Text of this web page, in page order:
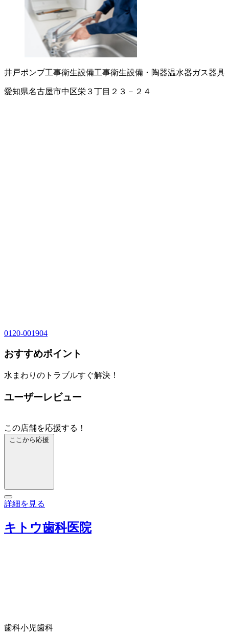
井戸ポンプ工事衛生設備工事衛生設備・陶器温水器ガス器具
愛知県名古屋市中区栄３丁目２３－２４
0120-001904
おすすめポイント
水まわりのトラブルすぐ解決！
ユーザーレビュー
この店舗を応援する！
ここから応援
詳細を見る
キトウ歯科医院
歯科小児歯科